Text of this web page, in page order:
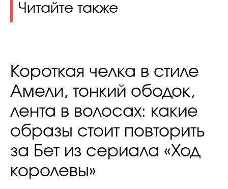
Читайте также
Короткая челка в стиле
Амели, тонкий ободок,
лента в волосах: какие
образы стоит повторить
за Бет из сериала «Ход
королевы»